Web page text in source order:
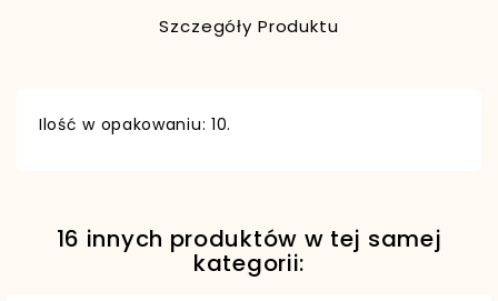
Szczegóły Produktu
Ilość w opakowaniu: 10.
EAN13 5907554903359
16 innych produktów w tej samej
kategorii: